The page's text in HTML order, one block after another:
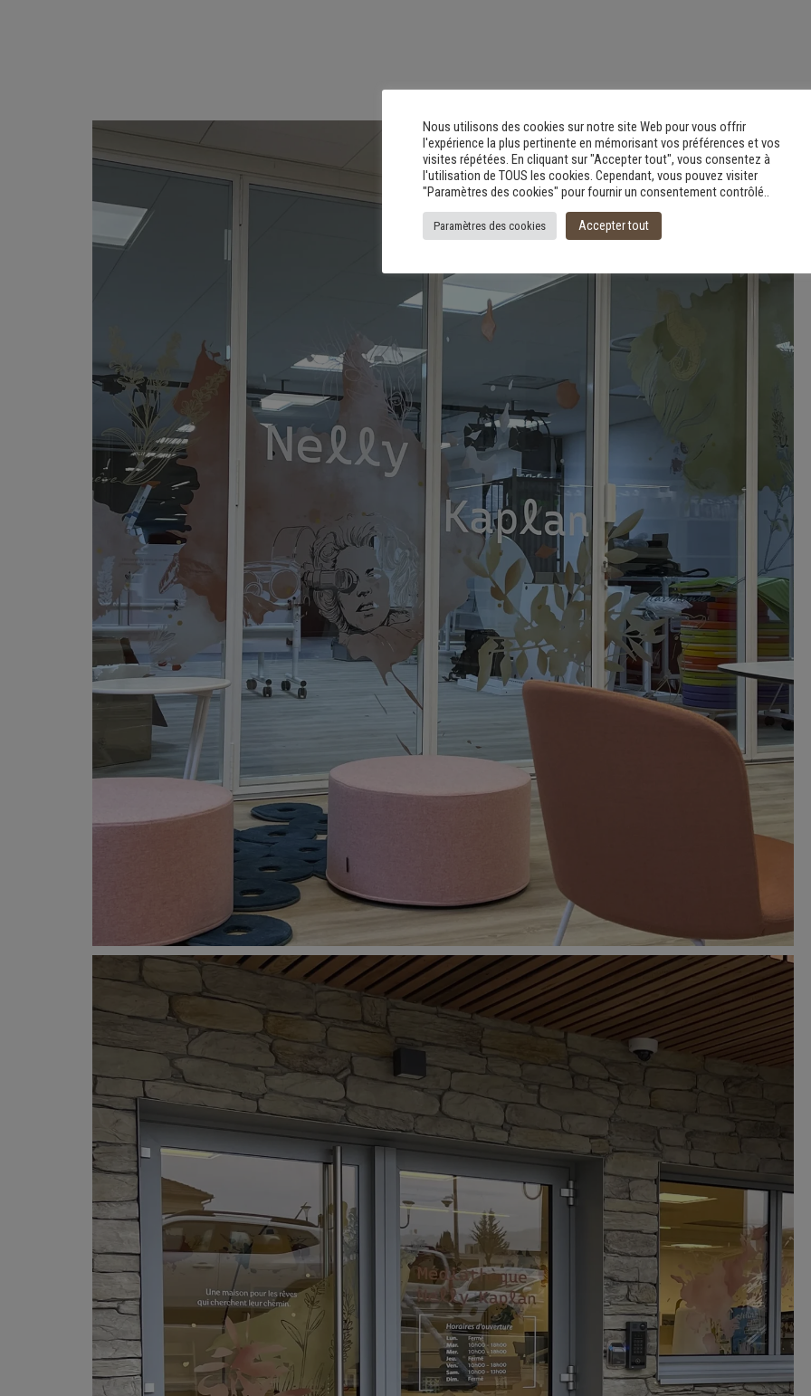
Nous utilisons des cookies sur notre site Web pour vous offrir
l'expérience la plus pertinente en mémorisant vos préférences et vos
visites répétées. En cliquant sur "Accepter tout", vous consentez à
l'utilisation de TOUS les cookies. Cependant, vous pouvez visiter
"Paramètres des cookies" pour fournir un consentement contrôlé..
Paramètres des cookies Accepter tout